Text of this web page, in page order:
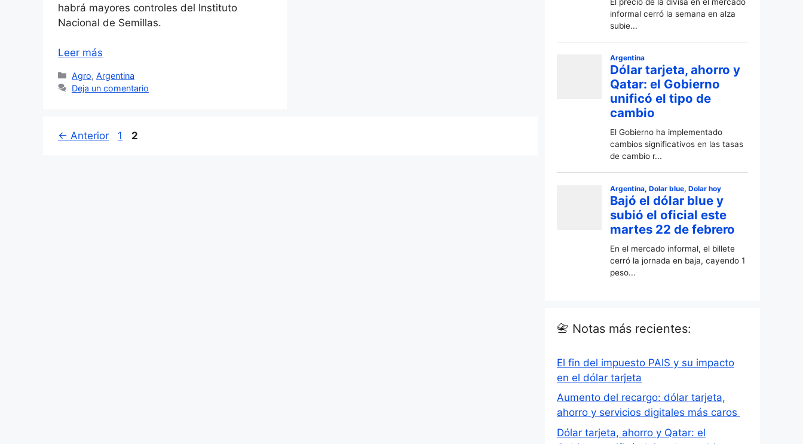
habrá mayores controles del Instituto
Nacional de Semillas.
Leer más
Categorías
Agro,Argentina
Deja un comentario
← Anterior Página
1 Página
2
📇 Notas más recientes:
El fin del impuesto PAIS y su impacto
en el dólar tarjeta
Aumento del recargo: dólar tarjeta,
ahorro y servicios digitales más caros
Dólar tarjeta, ahorro y Qatar: el